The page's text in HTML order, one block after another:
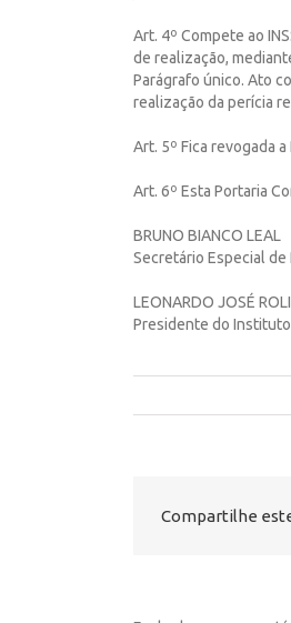
Art. 4º Compete ao
de realização,
Parágrafo único. Ato
realização da perícia
Art. 5º Fica revogada
Art. 6º Esta Portaria
BRUNO BIANCO LEAL
Secretário Especial
LEONARDO JOSÉ
Presidente do
Compartilhe